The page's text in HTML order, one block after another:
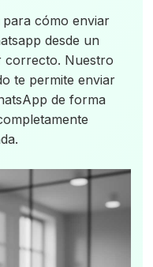
cómo enviar
desde un
correcto. Nuestro
te permite enviar
de forma